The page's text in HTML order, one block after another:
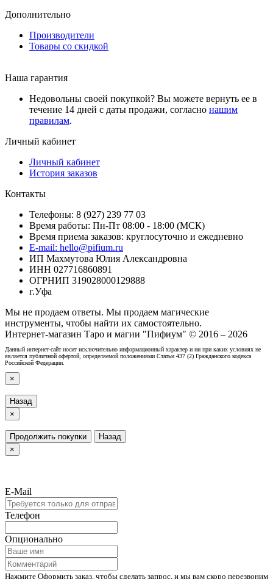
Дополнительно
Производители
Товары со скидкой
Наша гарантия
Недовольны своей покупкой? Вы можете вернуть ее в
течение 14 дней с даты продажи, согласно нашим
правилам.
Личный кабинет
Личный кабинет
История заказов
Контакты
Телефоны: 8 (927) 239 77 03
Время работы: Пн-Пт 08:00 - 18:00 (МСК)
Время приема заказов: круглосуточно и ежедневно
E-mail: hello@pifium.ru
ИП Махмутова Юлия Александровна
ИНН 027716860891
ОГРНИП 319028000129888
г.Уфа
Мы не продаем ответы. Мы продаем магические
инструменты, чтобы найти их самостоятельно.
Интернет-магазин Таро и магии "Пифиум" © 2016 – 2026
Данный интернет-сайт носит исключительно информационный характер и ни при каких условиях не
является публичной офертой, определяемой положениями Статьи 437 (2) Гражданского кодекса
Российской Федерации.
×
Назад
×
Продолжить покупки
Назад
×
E-Mail
Телефон
Опционально
Нажмите Оформить заказ, чтобы сделать запрос, и мы вам скоро перезвоним